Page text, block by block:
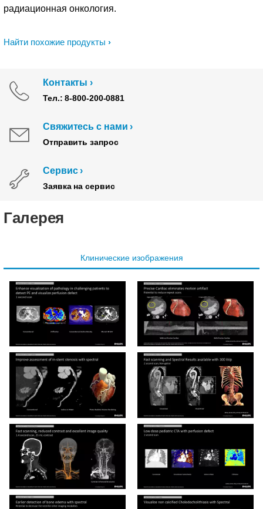
Найти похожие продукты
радиационная онкология.
Контакты
Тел.: 8-800-200-0881
Свяжитесь с нами
Отправить запрос
Сервис
Заявка на сервис
Галерея
Клинические изображения
Диагностика ТЭЛА с
использованием
протокола быстрого
сканирования у пациента
с COVID-19, не
способного задерживать
дыхание вследствие
обширного поражения
лёгких
КТ-коронарография с
компенсацией
артефактов от движения
при использовании
Precise Cardiac
Визуализация рестеноза
стента коронарной
артерии в спектральных
результатах
Спектральная КТ-
коронарных артерий и
корня аорты за 2 сек при
синхронизации
Высокое качество КТ- Низкодозовая КТ-